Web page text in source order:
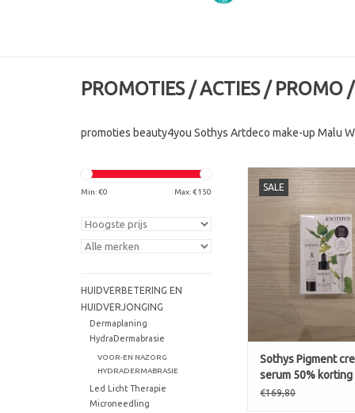
PROMOTIES / ACTIES / PROMO
promoties beauty4you Sothys Artdeco make-up Malu
Min: €0 Max: €150
HUIDVERBETERING EN
HUIDVERJONGING
Dermaplaning
HydraDermabrasie
VOOR-EN NAZORG
HYDRADERMABRASIE
Led Licht Therapie
Microneedling
SALE
Wat zit er in deze
Focus Taches
Werkt diep in op
pigmentvlekken en
egaler en frisser te
Focus Taches
Versterkt het
tegen nieuwe
TOEVOEGEN AAN
Sothys Pigment
serum 50% korting
GRATIS Ridoku
€169,80